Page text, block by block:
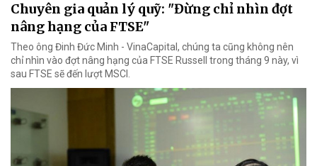
Chuyên gia quản lý quỹ: "Đừng chỉ nhìn đợt
nâng hạng của FTSE"
Theo ông Đinh Đức Minh - VinaCapital, chúng ta cũng không nên
chỉ nhìn vào đợt nâng hạng của FTSE Russell trong tháng 9 này, vì
sau FTSE sẽ đến lượt MSCI.